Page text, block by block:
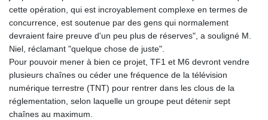
KYD 0.961169
KZT 540.560026
LAK 26041.078389
LBP
103284.103894
LKR 386.869037
LRD 208.186862
LSL 18.737893
cette opération, qui est incroyablement complexe en termes de
concurrence, est soutenue par des gens qui normalement
devraient faire preuve d'un peu plus de réserves", a souligné M.
Niel, réclamant "quelque chose de juste".
Pour pouvoir mener à bien ce projet, TF1 et M6 devront vendre
plusieurs chaînes ou céder une fréquence de la télévision
numérique terrestre (TNT) pour rentrer dans les clous de la
réglementation, selon laquelle un groupe peut détenir sept
chaînes au maximum.